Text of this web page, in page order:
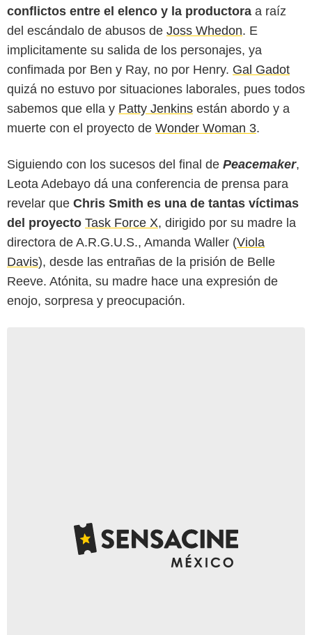
conflictos entre el elenco y la productora a raíz
del escándalo de abusos de Joss Whedon. E
implicitamente su salida de los personajes, ya
confimada por Ben y Ray, no por Henry. Gal Gadot
quizá no estuvo por situaciones laborales, pues todos
sabemos que ella y Patty Jenkins están abordo y a
muerte con el proyecto de Wonder Woman 3.
Siguiendo con los sucesos del final de Peacemaker,
Leota Adebayo dá una conferencia de prensa para
revelar que Chris Smith es una de tantas víctimas
del proyecto Task Force X, dirigido por su madre la
directora de A.R.G.U.S., Amanda Waller (Viola
Davis), desde las entrañas de la prisión de Belle
Reeve. Atónita, su madre hace una expresión de
enojo, sorpresa y preocupación.